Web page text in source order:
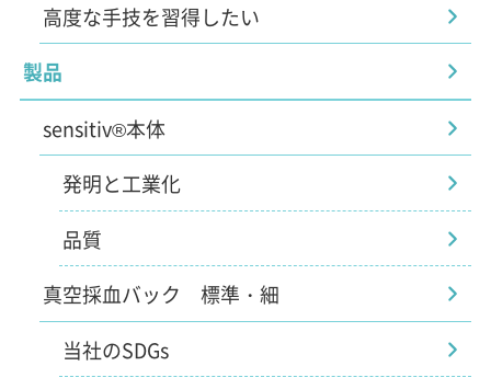
高度な手技を習得したい
製品
sensitiv®本体
発明と工業化
品質
真空採血バック 標準・細
当社のSDGs